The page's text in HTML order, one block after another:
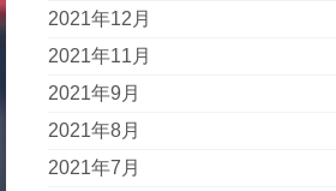
2021年12月
2021年11月
2021年9月
2021年8月
2021年7月